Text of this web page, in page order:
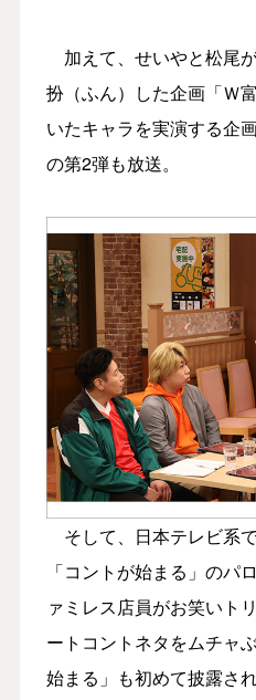
加えて、せいやと松尾
扮（ふん）した企画「Ｗ
いたキャラを実演する企
の第2弾も放送。
そして、日本テレビ系
「コントが始まる」のパ
ァミレス店員がお笑いト
ートコントネタをムチャ
始まる」も初めて披露され